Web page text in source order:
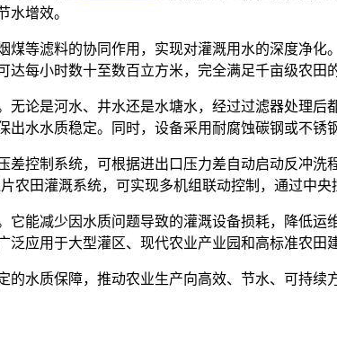
水增效。
等滤料的协同作用，实现对灌溉用水的深度净化
每小时数十至数百立方米，完全满足千亩级农田
论是河水、井水还是水塘水，经过过滤器处理
水水质稳定。同时，设备采用耐腐蚀碳钢或不锈
差控制系统，可根据进出口压力差自动启动反冲
农田灌溉系统，可实现多机组联动控制，通过中
能减少因水质问题导致的灌溉设备损耗，降低
应用于大型灌区、现代农业产业园和高标准农田
水质保障，推动农业生产向高效、节水、可持续